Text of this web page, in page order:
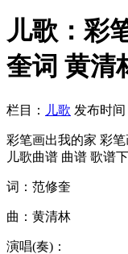
儿歌：彩
奎词 黄清
栏目： 儿歌 发布时间
彩笔画出我的家 彩
儿歌曲谱 曲谱 歌谱
词：范修奎
曲：黄清林
演唱(奏)：